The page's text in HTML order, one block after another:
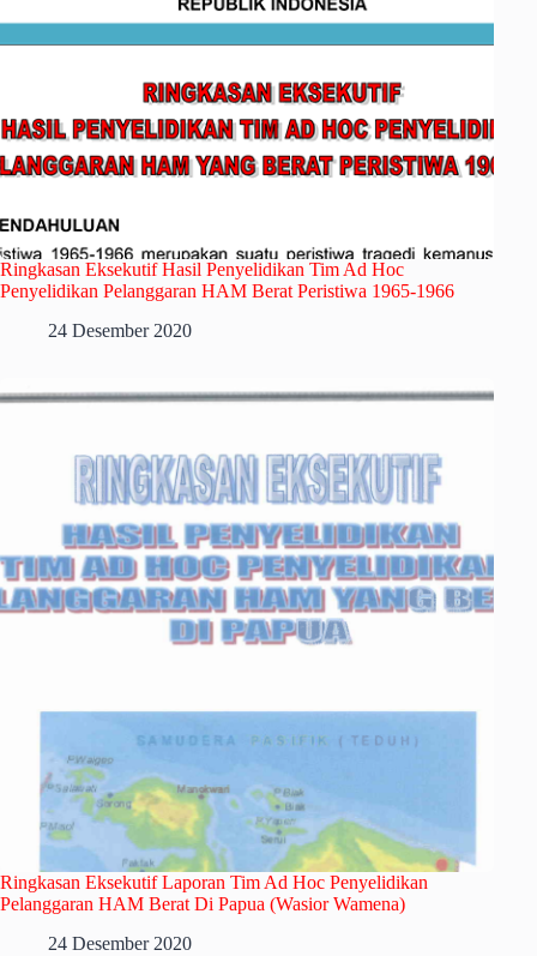
Ringkasan Eksekutif Hasil Penyelidikan Tim Ad Hoc
Penyelidikan Pelanggaran HAM Berat Peristiwa 1965-1966
24 Desember 2020
Ringkasan Eksekutif Laporan Tim Ad Hoc Penyelidikan
Pelanggaran HAM Berat Di Papua (Wasior Wamena)
24 Desember 2020